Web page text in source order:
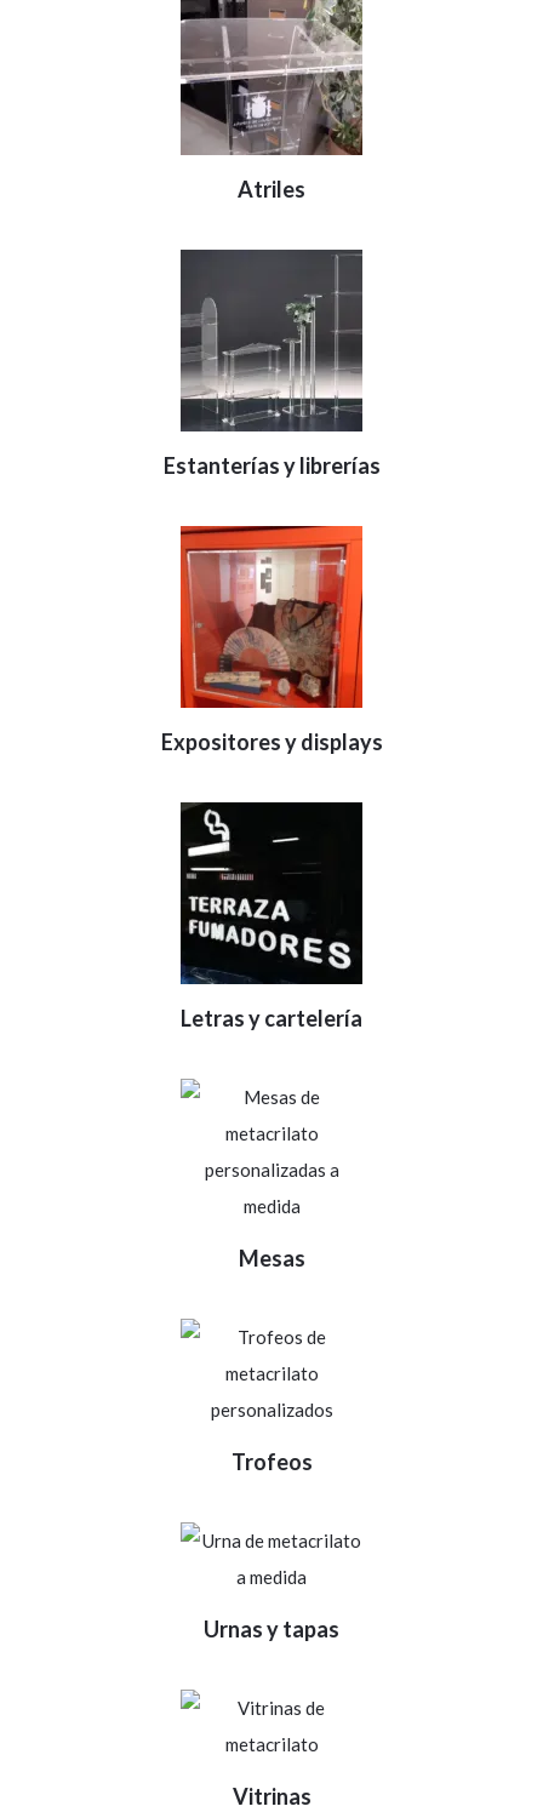
Atriles
Estanterías y librerías
Expositores y displays
Letras y cartelería
Mesas
Trofeos
Urnas y tapas
Vitrinas